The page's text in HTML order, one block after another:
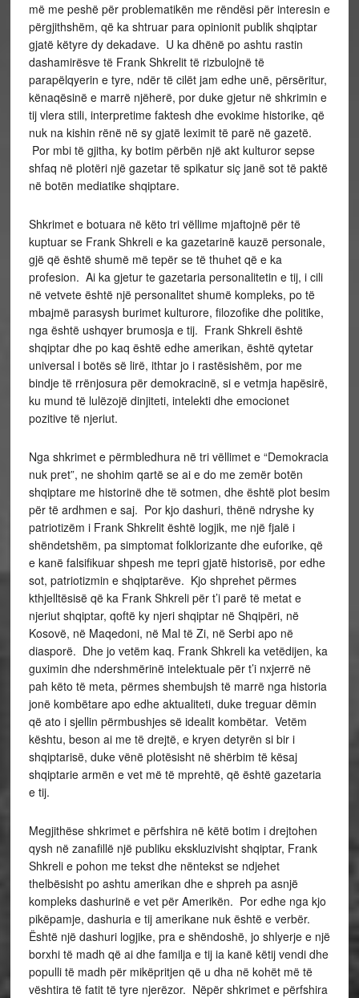
më me peshë për problematikën me rëndësi për interesin e
përgjithshëm, që ka shtruar para opinionit publik shqiptar
gjatë këtyre dy dekadave. U ka dhënë po ashtu rastin
dashamirësve të Frank Shkrelit të rizbulojnë të
parapëlqyerin e tyre, ndër të cilët jam edhe unë, përsëritur,
kënaqësinë e marrë njëherë, por duke gjetur në shkrimin e
tij vlera stili, interpretime faktesh dhe evokime historike, që
nuk na kishin rënë në sy gjatë leximit të parë në gazetë.
Por mbi të gjitha, ky botim përbën një akt kulturor sepse
shfaq në plotëri një gazetar të spikatur siç janë sot të paktë
në botën mediatike shqiptare.
Shkrimet e botuara në këto tri vëllime mjaftojnë për të
kuptuar se Frank Shkreli e ka gazetarinë kauzë personale,
gjë që është shumë më tepër se të thuhet që e ka
profesion. Ai ka gjetur te gazetaria personalitetin e tij, i cili
në vetvete është një personalitet shumë kompleks, po të
mbajmë parasysh burimet kulturore, filozofike dhe politike,
nga është ushqyer brumosja e tij. Frank Shkreli është
shqiptar dhe po kaq është edhe amerikan, është qytetar
universal i botës së lirë, ithtar jo i rastësishëm, por me
bindje të rrënjosura për demokracinë, si e vetmja hapësirë,
ku mund të lulëzojë dinjiteti, intelekti dhe emocionet
pozitive të njeriut.
Nga shkrimet e përmbledhura në tri vëllimet e “Demokracia
nuk pret”, ne shohim qartë se ai e do me zemër botën
shqiptare me historinë dhe të sotmen, dhe është plot besim
për të ardhmen e saj. Por kjo dashuri, thënë ndryshe ky
patriotizëm i Frank Shkrelit është logjik, me një fjalë i
shëndetshëm, pa simptomat folklorizante dhe euforike, që
e kanë falsifikuar shpesh me tepri gjatë historisë, por edhe
sot, patriotizmin e shqiptarëve. Kjo shprehet përmes
kthjelltësisë që ka Frank Shkreli për t’i parë të metat e
njeriut shqiptar, qoftë ky njeri shqiptar në Shqipëri, në
Kosovë, në Maqedoni, në Mal të Zi, në Serbi apo në
diasporë. Dhe jo vetëm kaq. Frank Shkreli ka vetëdijen, ka
guximin dhe ndershmërinë intelektuale për t’i nxjerrë në
pah këto të meta, përmes shembujsh të marrë nga historia
jonë kombëtare apo edhe aktualiteti, duke treguar dëmin
që ato i sjellin përmbushjes së idealit kombëtar. Vetëm
kështu, beson ai me të drejtë, e kryen detyrën si bir i
shqiptarisë, duke vënë plotësisht në shërbim të kësaj
shqiptarie armën e vet më të mprehtë, që është gazetaria
e tij.
Megjithëse shkrimet e përfshira në këtë botim i drejtohen
qysh në zanafillë një publiku ekskluzivisht shqiptar, Frank
Shkreli e pohon me tekst dhe nëntekst se ndjehet
thelbësisht po ashtu amerikan dhe e shpreh pa asnjë
kompleks dashurinë e vet për Amerikën. Por edhe nga kjo
pikëpamje, dashuria e tij amerikane nuk është e verbër.
Është një dashuri logjike, pra e shëndoshë, jo shlyerje e një
borxhi të madh që ai dhe familja e tij ia kanë këtij vendi dhe
populli të madh për mikëpritjen që u dha në kohët më të
vështira të fatit të tyre njerëzor. Nëpër shkrimet e përfshira